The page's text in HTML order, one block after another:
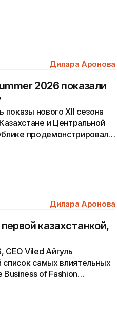
Дилара Аронова
2026 показали
нового XII сезона
и Центральной
продемонстрировали
Дилара Аронова
казахстанкой,
CEO Viled Айгуль
самых влиятельных
of Fashion